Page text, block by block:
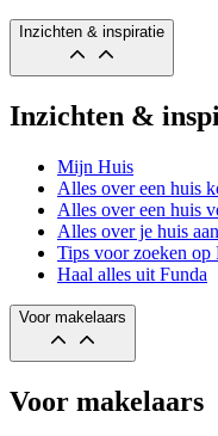
Inzichten & inspiratie
Inzichten &
Mijn Huis
Alles over een huis
Alles over een huis
Alles over je huis
Tips voor zoeken op
Haal alles uit Funda
Voor makelaars
Voor makelaars